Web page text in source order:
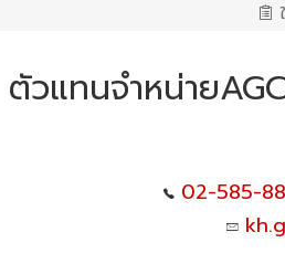
วแทนจำหน่าย
02-585-